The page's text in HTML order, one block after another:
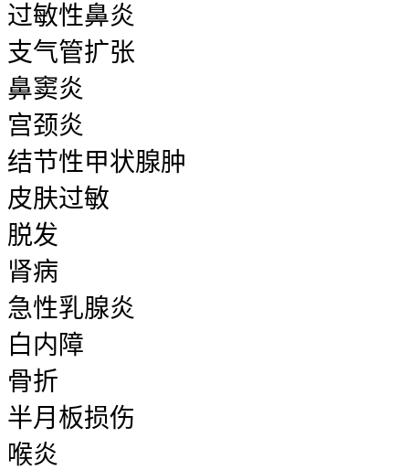
过敏性鼻炎
支气管扩张
鼻窦炎
宫颈炎
结节性甲状腺肿
皮肤过敏
脱发
肾病
急性乳腺炎
白内障
骨折
半月板损伤
喉炎